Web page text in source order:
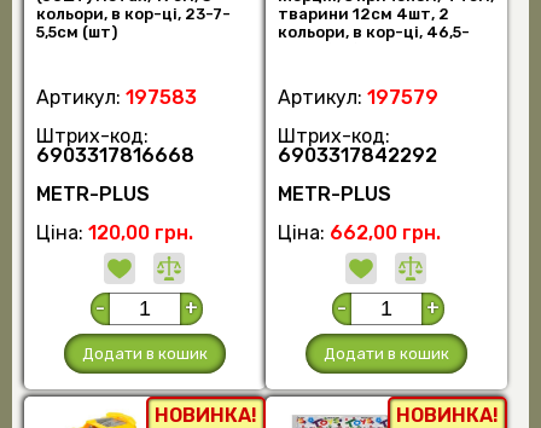
кольори, в кор-ці, 23-7-
5,5см (шт)
Артикул: 197583
Штрих-код:
6903317816668
METR-PLUS
Ціна: 120,00 грн.
- +
Додати в кошик
тварини 12см 4шт, 2
кольори, в кор-ці, 46,5-
Артикул: 197579
Штрих-код:
6903317842292
METR-PLUS
Ціна: 662,00 грн.
- +
Додати в кошик
НОВИНКА! НОВИНКА!